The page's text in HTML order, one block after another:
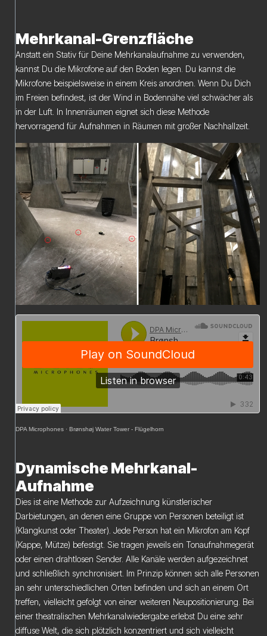
Mehrkanal-Grenzfläche
Anstatt ein Stativ für Deine Mehrkanalaufnahme zu verwenden,
kannst Du die Mikrofone auf den Boden legen. Du kannst die
Mikrofone beispielsweise in einem Kreis anordnen. Wenn Du Dich
im Freien befindest, ist der Wind in Bodennähe viel schwächer als
in der Luft. In Innenräumen eignet sich diese Methode
hervorragend für Aufnahmen in Räumen mit großer Nachhallzeit.
DPA Microphones · Brønshøj Water Tower - Flügelhorn
Dynamische Mehrkanal-
Aufnahme
Dies ist eine Methode zur Aufzeichnung künstlerischer
Darbietungen, an denen eine Gruppe von Personen beteiligt ist
(Klangkunst oder Theater). Jede Person hat ein Mikrofon am Kopf
(Kappe, Mütze) befestigt. Sie tragen jeweils ein Tonaufnahmegerät
oder einen drahtlosen Sender. Alle Kanäle werden aufgezeichnet
und schließlich synchronisiert. Im Prinzip können sich alle Personen
an sehr unterschiedlichen Orten befinden und sich an einem Ort
treffen, vielleicht gefolgt von einer weiteren Neupositionierung. Bei
einer theatralischen Mehrkanalwiedergabe erlebst Du eine sehr
diffuse Welt, die sich plötzlich konzentriert und sich vielleicht